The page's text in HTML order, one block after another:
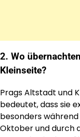
2. Wo
Kleinseite?
Prags Altstadt und
bedeutet, dass sie
besonders
Oktober und durch